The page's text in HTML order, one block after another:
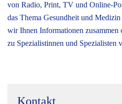
von Radio, Print, TV und Online-
das Thema Gesundheit und
wir Ihnen Informationen
zu Spezialistinnen und Spezialisten
Kontakt